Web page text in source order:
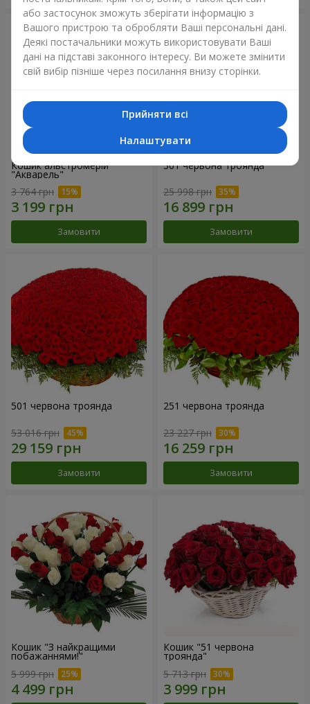
Кошик альстромерій
"Акварель"
3 764 грн
Замовити
301 червона троянда
25 998 грн
Замовити
501 червона троянда
53 016 грн
Замовити
251 червона троянда
23 227 грн
Замовити
Кошик "З найкращими
побажаннями!"
5 999 грн
Кошик "51 червона
троянда"
5 713 грн
або застосунок зможуть зберігати інформацію з
Вашого пристрою та обробляти Ваші персональні дані.
Деякі постачальники можуть використовувати Ваші
дані на підставі законного інтересу. Ви можете змінити
свій вибір пізніше через посилання внизу сторінки.
Прийняти всі
Налаштувати